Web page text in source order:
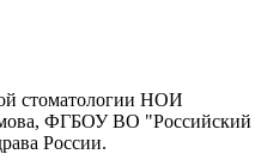
стоматологии НОИ
ФГБОУ ВО "Российский
России.